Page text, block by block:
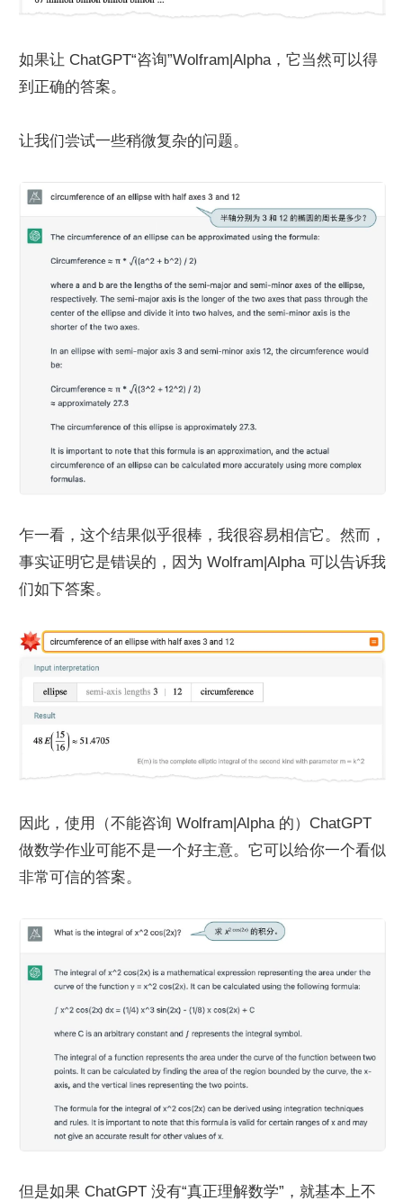
如果让 ChatGPT“咨询”Wolfram|Alpha，它当然可以得
到正确的答案。
让我们尝试一些稍微复杂的问题。
乍一看，这个结果似乎很棒，我很容易相信它。然而，
事实证明它是错误的，因为 Wolfram|Alpha 可以告诉我
们如下答案。
因此，使用（不能咨询 Wolfram|Alpha 的）ChatGPT
做数学作业可能不是一个好主意。它可以给你一个看似
非常可信的答案。
但是如果 ChatGPT 没有“真正理解数学”，就基本上不